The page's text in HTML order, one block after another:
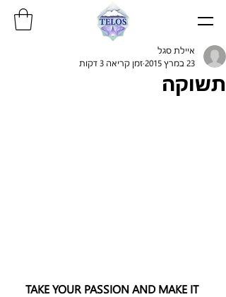
תשוקה
איילת סגל
23 במרץ 2015
זמן קריאה 3 דקות
TAKE YOUR PASSION AND MAKE IT